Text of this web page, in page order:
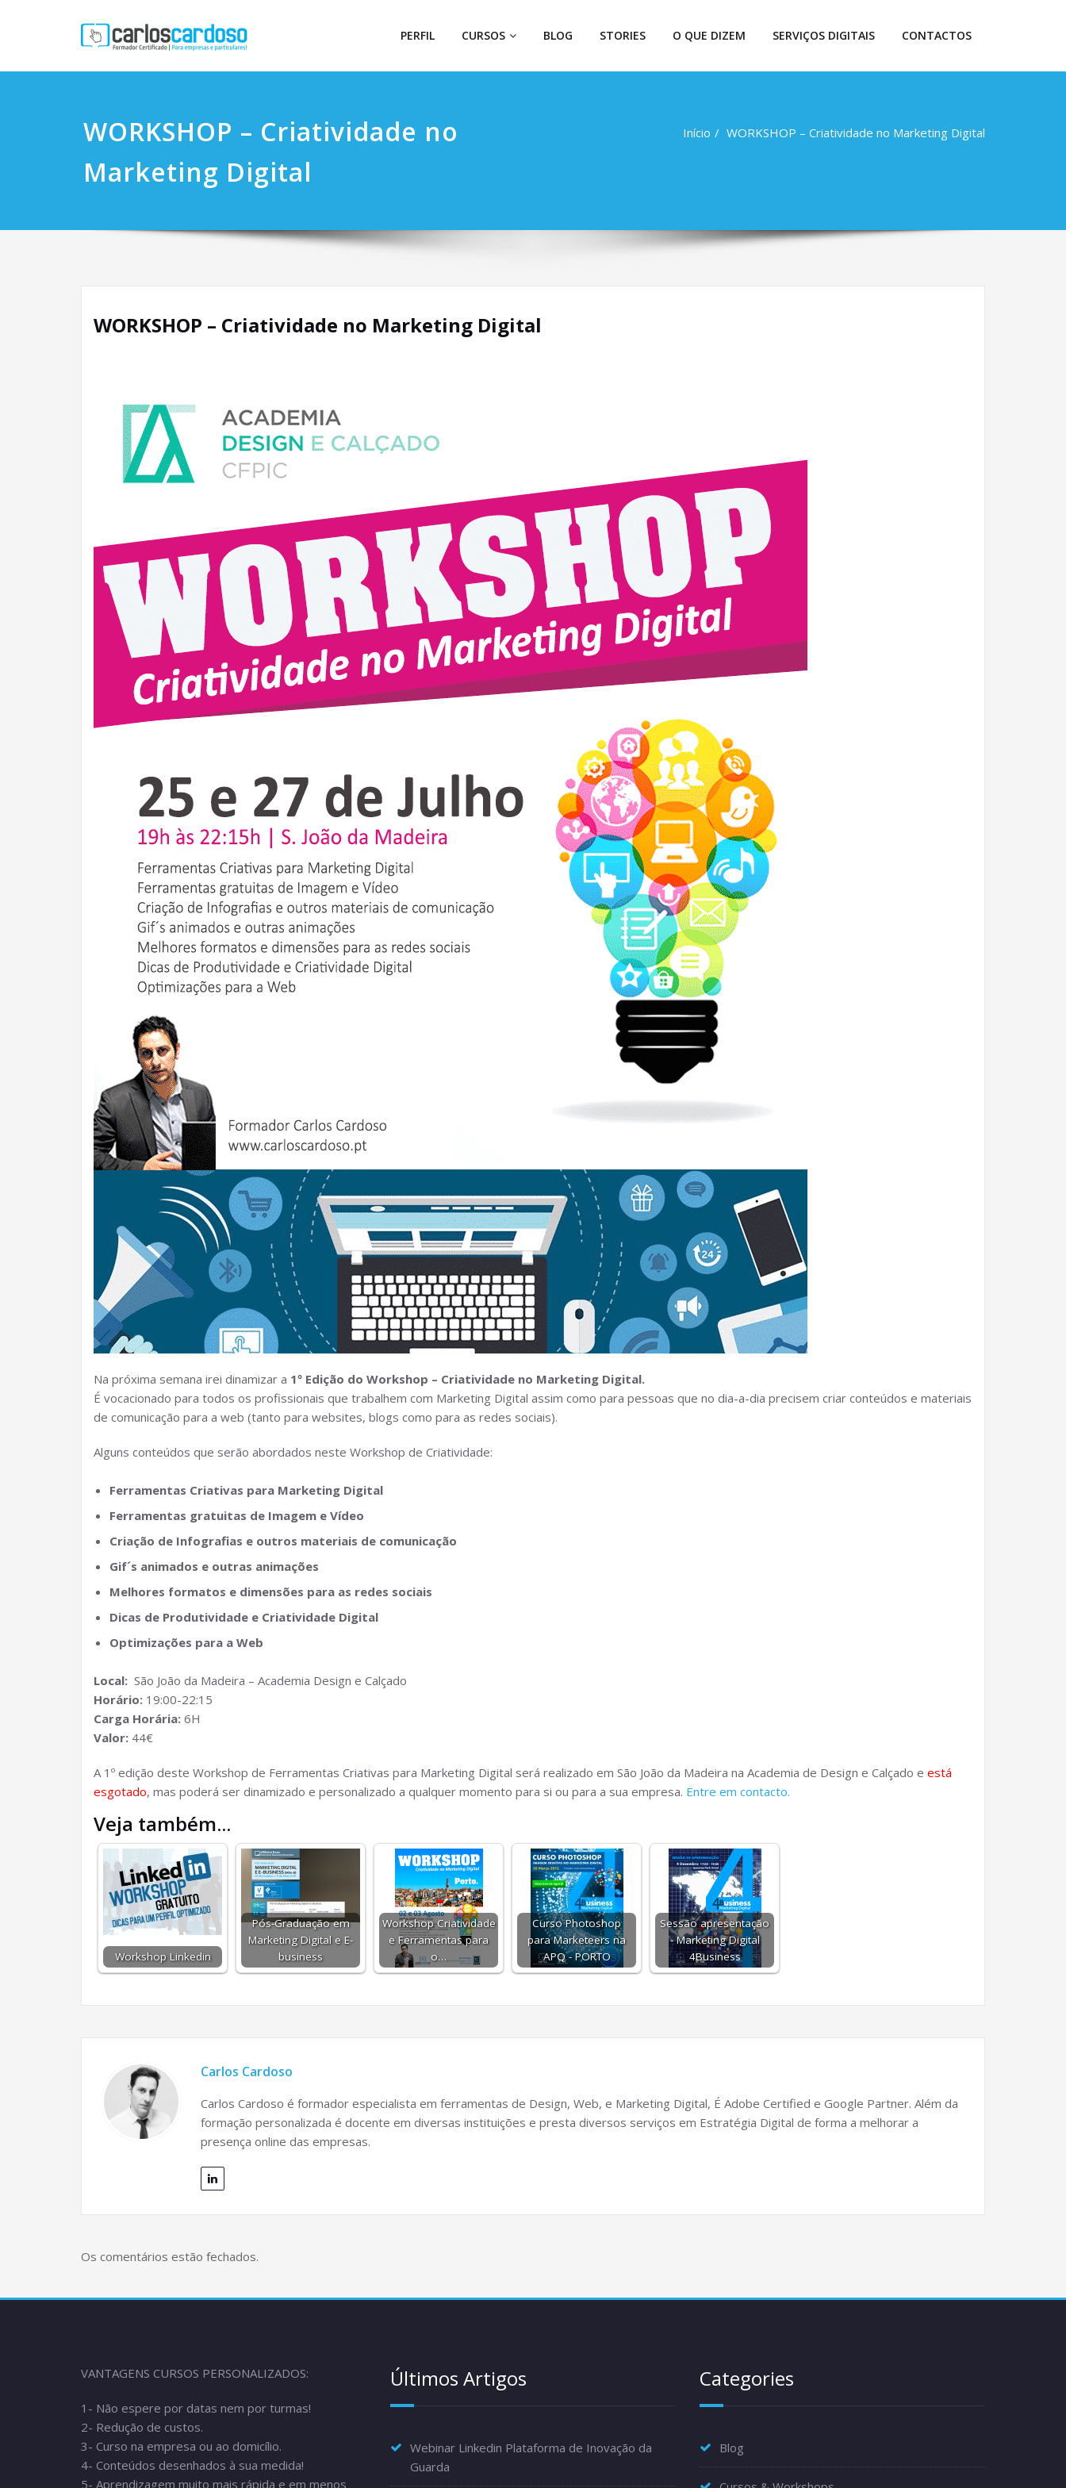
PERFIL CURSOS BLOG STORIES O QUE DIZEM SERVIÇOS DIGITAIS CONTACTOS
WORKSHOP – Criatividade no
Marketing Digital
Início WORKSHOP – Criatividade no Marketing Digital
WORKSHOP – Criatividade no Marketing Digital
Na próxima semana irei dinamizar a 1º Edição do Workshop – Criatividade no Marketing Digital.
É vocacionado para todos os profissionais que trabalhem com Marketing Digital assim como para pessoas que no dia-a-dia precisem criar conteúdos e materiais
de comunicação para a web (tanto para websites, blogs como para as redes sociais).
Alguns conteúdos que serão abordados neste Workshop de Criatividade:
Ferramentas Criativas para Marketing Digital
Ferramentas gratuitas de Imagem e Vídeo
Criação de Infografias e outros materiais de comunicação
Gif´s animados e outras animações
Melhores formatos e dimensões para as redes sociais
Dicas de Produtividade e Criatividade Digital
Optimizações para a Web
Local: São João da Madeira – Academia Design e Calçado
Horário: 19:00-22:15
Carga Horária: 6H
Valor: 44€
A 1º edição deste Workshop de Ferramentas Criativas para Marketing Digital será realizado em São João da Madeira na Academia de Design e Calçado e está
esgotado, mas poderá ser dinamizado e personalizado a qualquer momento para si ou para a sua empresa. Entre em contacto.
Veja também...
Workshop Linkedin
Pós-Graduação em
Marketing Digital e E-
business
Workshop Criatividade
e Ferramentas para
o…
Curso Photoshop
para Marketeers na
APQ - PORTO
Sessão apresentação
- Marketing Digital
4Business
Carlos Cardoso
Carlos Cardoso é formador especialista em ferramentas de Design, Web, e Marketing Digital, É Adobe Certified e Google Partner. Além da
formação personalizada é docente em diversas instituições e presta diversos serviços em Estratégia Digital de forma a melhorar a
presença online das empresas.
Os comentários estão fechados.
VANTAGENS CURSOS PERSONALIZADOS:
1- Não espere por datas nem por turmas!
2- Redução de custos.
3- Curso na empresa ou ao domicílio.
4- Conteúdos desenhados à sua medida!
5- Aprendizagem muito mais rápida e em menos
Últimos Artigos
Webinar Linkedin Plataforma de Inovação da
Guarda
Categories
Blog